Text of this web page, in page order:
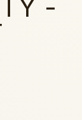
-